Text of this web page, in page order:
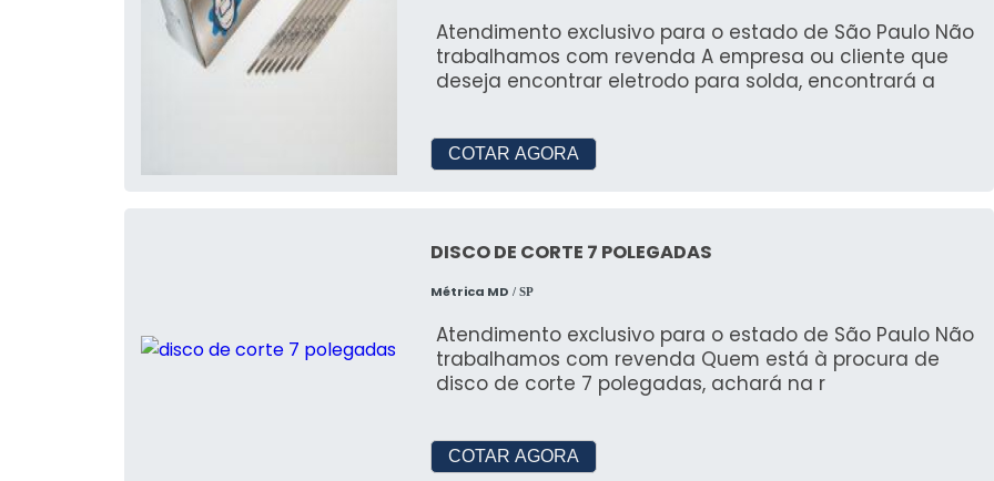
Atendimento exclusivo para o estado de São Paulo Não
trabalhamos com revenda A empresa ou cliente que
deseja encontrar eletrodo para solda, encontrará a
COTAR AGORA
DISCO DE CORTE 7 POLEGADAS
Métrica MD / SP
Atendimento exclusivo para o estado de São Paulo Não
trabalhamos com revenda Quem está à procura de
disco de corte 7 polegadas, achará na r
COTAR AGORA